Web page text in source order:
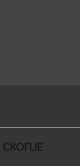
СКОПЈЕ